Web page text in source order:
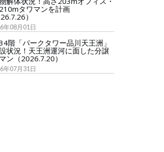
タワマンを計画
）
年08月01日
階「パークタワー品川天王洲」
状況！天王洲運河に面した分譲
ン（2026.7.20）
年07月31日